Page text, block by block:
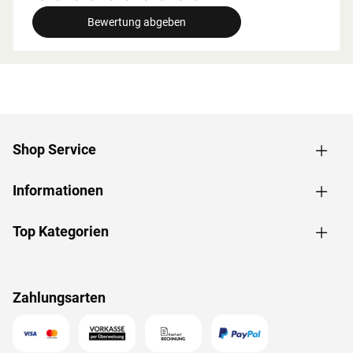
breite beachtet werden.
Grundausstattung
das Sauna-Erlebnis besonders bequem. Folgende
Saunabänke werden mitgeliefert: 2 Liegen, jeweils ca. 57
Eckeinstieg: Besonders gut eignet sie sich für kleine
nahezu jeden Raum integrierbar - äußerst kompakt und
platzsparend.
rechts oder links positioniert werden.
integrierten LED-Lampen zaubert harmonisches Licht um
Bewertung abgeben
Shop Service
Informationen
Top Kategorien
Zahlungsarten